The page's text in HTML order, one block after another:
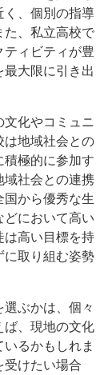
く、個別の指導
た、私立高校で
ィビティが豊
大限に引き出
文化やコミュニ
は地域社会との
極的に参加す
域社会との連携
国から優秀な生
において高い
は高い目標を持
に取り組む姿勢
ぶかは、個々
ば、現地の文化
るかもしれま
けたい場合